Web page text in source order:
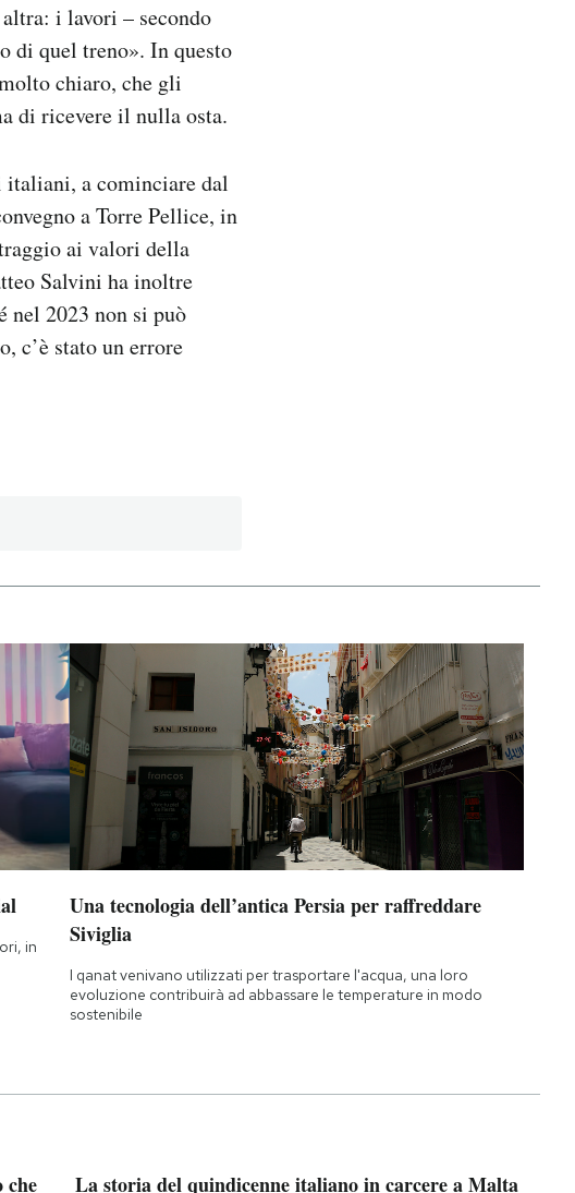
i lavori – secondo
di quel treno». In questo
chiaro, che gli
di ricevere il nulla osta.
a cominciare dal
a Torre Pellice, in
ai valori della
Salvini ha inoltre
nel 2023 non si può
c’è stato un errore
in
Una tecnologia dell’antica Persia per raffreddare
Siviglia
I qanat venivano utilizzati per trasportare l'acqua, una loro
evoluzione contribuirà ad abbassare le temperature in modo
sostenibile
che La storia del quindicenne italiano in carcere a Malta